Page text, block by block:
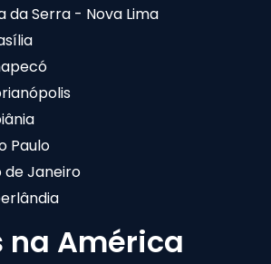
da Serra - Nova Lima
Paulo
de Janeiro
na América